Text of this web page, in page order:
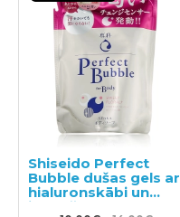
Shiseido Perfect
Bubble dušas gels ar
hialuronskābi un
ilgstošu